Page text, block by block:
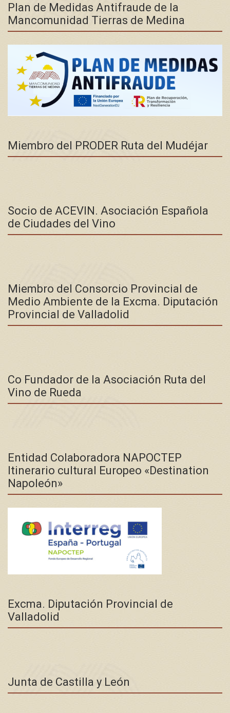
Plan de Medidas Antifraude de la
Mancomunidad Tierras de Medina
Miembro del PRODER Ruta del Mudéjar
Socio de ACEVIN. Asociación Española
de Ciudades del Vino
Miembro del Consorcio Provincial de
Medio Ambiente de la Excma. Diputación
Provincial de Valladolid
Co Fundador de la Asociación Ruta del
Vino de Rueda
Entidad Colaboradora NAPOCTEP
Itinerario cultural Europeo «Destination
Napoleón»
Excma. Diputación Provincial de
Valladolid
Junta de Castilla y León